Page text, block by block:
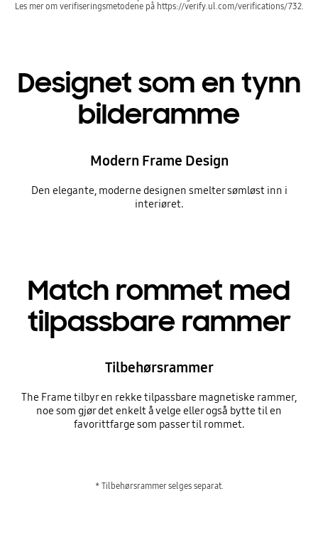
Les mer om verifiseringsmetodene på https://verify.ul.com/verifications/732.
Designet som en tynn
bilderamme
Modern Frame Design
Den elegante, moderne designen smelter sømløst inn i
interiøret.
Match rommet med
tilpassbare rammer
Tilbehørsrammer
The Frame tilbyr en rekke tilpassbare magnetiske rammer,
noe som gjør det enkelt å velge eller også bytte til en
favorittfarge som passer til rommet.
* Tilbehørsrammer selges separat.